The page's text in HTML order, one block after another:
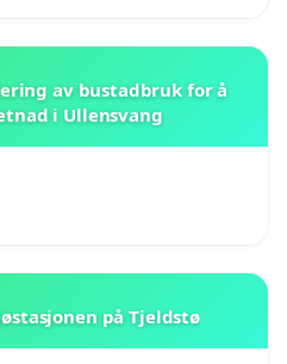
av bustadbruk for å
i Ullensvang
på Tjeldstø